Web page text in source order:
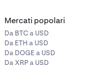
Mercati popolari
Da BTC a USD
Da ETH a USD
Da DOGE a USD
Da XRP a USD